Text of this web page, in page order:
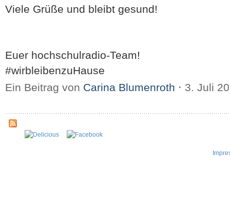
Viele Grüße und bleibt gesund!
Euer hochschulradio-Team!
#wirbleibenzuHause
Ein Beitrag von Carina Blumenroth ⋅ 3. Juli